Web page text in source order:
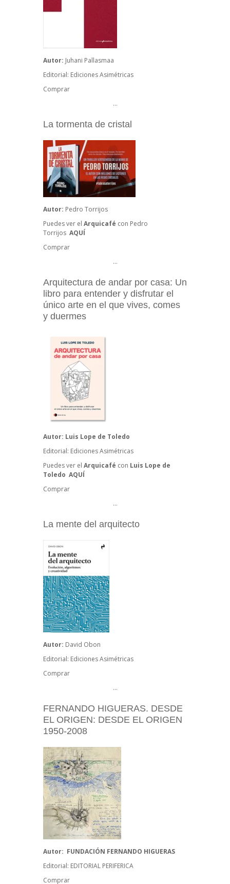
Autor: Juhani Pallasmaa
Editorial: Ediciones Asimétricas
Comprar
…
La tormenta de cristal
Autor: Pedro Torrijos
Puedes ver el Arquicafé con Pedro
Torrijos AQUÍ
Comprar
…
Arquitectura de andar por casa: Un
libro para entender y disfrutar el
único arte en el que vives, comes
y duermes
Autor: Luis Lope de Toledo
Editorial: Ediciones Asimétricas
Puedes ver el Arquicafé con Luis Lope de
Toledo AQUÍ
Comprar
…
La mente del arquitecto
Autor: David Obon
Editorial: Ediciones Asimétricas
Comprar
…
FERNANDO HIGUERAS. DESDE
EL ORIGEN: DESDE EL ORIGEN
1950-2008
Autor: FUNDACIÓN FERNANDO HIGUERAS
Editorial: EDITORIAL PERIFERICA
Comprar